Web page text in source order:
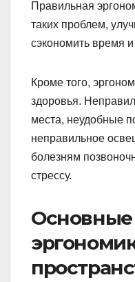
Правильная
таких проблем,
сэкономить время
Кроме того,
здоровья.
места, неудобные
неправильное
болезням
стрессу.